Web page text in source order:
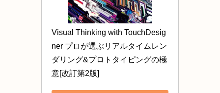
Visual Thinking with TouchDesig
ner プロが選ぶリアルタイムレン
ダリング&プロトタイピングの極
意[改訂第2版]